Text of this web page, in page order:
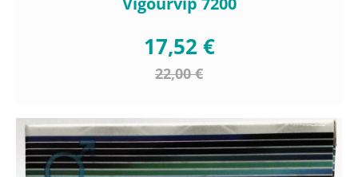
17,52 €
22,00 €